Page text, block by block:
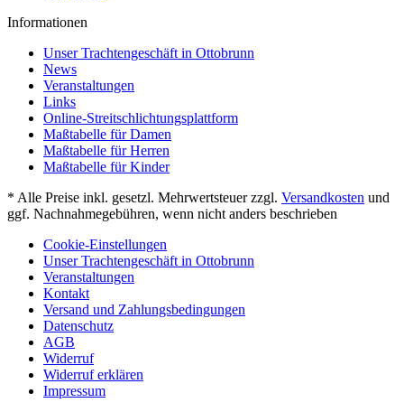
Informationen
Unser Trachtengeschäft in Ottobrunn
News
Veranstaltungen
Links
Online-Streitschlichtungsplattform
Maßtabelle für Damen
Maßtabelle für Herren
Maßtabelle für Kinder
* Alle Preise inkl. gesetzl. Mehrwertsteuer zzgl. Versandkosten und
ggf. Nachnahmegebühren, wenn nicht anders beschrieben
Cookie-Einstellungen
Unser Trachtengeschäft in Ottobrunn
Veranstaltungen
Kontakt
Versand und Zahlungsbedingungen
Datenschutz
AGB
Widerruf
Widerruf erklären
Impressum